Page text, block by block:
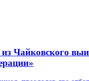
Чайковского